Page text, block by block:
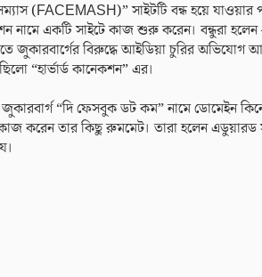
(FACEMASH)” সাইটটি বন্ধ হয়ে যাওয়ার
নামে একটি সাইটে কাজ শুরু করেন। বন্ধুরা
জুকারবার্গের বিরুদ্ধে আইডিয়া চুরির অভিযোগ
“হার্ভার্ড কানেকশন” এর।
জুকারবার্গ “দি ফেসবুক ডট কম” নামে ডোমেইন
কাজ করেন তার কিছু রুমমেট। তারা হলেন এডুয়ারড